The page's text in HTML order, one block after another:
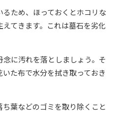
ため、ほっておくとホコリな
てきます。これは墓石を劣化
に汚れを落としましょう。そ
た布で水分を拭き取っておき
葉などのゴミを取り除くこと